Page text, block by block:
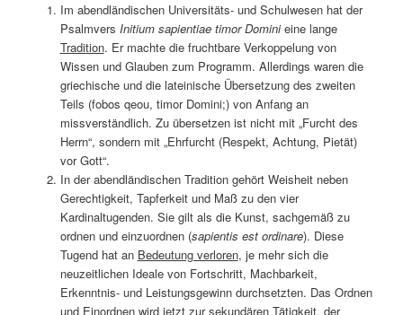
Im abendländischen Universitäts- und Schulwesen hat der
Psalmvers Initium sapientiae timor Dominieine lange
Tradition. Er machte die fruchtbare Verkoppelung von
Wissen und Glauben zum Programm. Allerdings waren die
griechische und die lateinische Übersetzung des zweiten
Teils (fobos qeou, timor Domini;) von Anfang an
missverständlich. Zu übersetzen ist nicht mit „Furcht des
Herrn“, sondern mit „Ehrfurcht (Respekt, Achtung, Pietät)
vor Gott“.
In der abendländischen Tradition gehört Weisheit neben
Gerechtigkeit, Tapferkeit und Maß zu den vier
Kardinaltugenden. Sie gilt als die Kunst, sachgemäß zu
ordnen und einzuordnen (sapientis est ordinare). Diese
Tugend hat an Bedeutung verloren, je mehr sich die
neuzeitlichen Ideale von Fortschritt, Machbarkeit,
Erkenntnis- und Leistungsgewinn durchsetzten. Das Ordnen
und Einordnen wird jetzt zur sekundären Tätigkeit, der